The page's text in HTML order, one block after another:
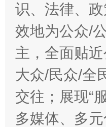
识、法律、
效地为公众/
主，全面贴
大众/民众/全
交往；展现“
多媒体、多